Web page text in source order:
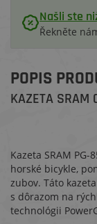
Našli ste
Řekněte
POPIS
KAZETA SRAM
Kazeta SRAM
horské bicykle,
zubov. Táto
s dôrazom na
technológii